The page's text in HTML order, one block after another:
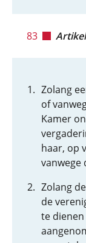
83
Zolang
of
Kamer
haar, op
vanwege
Zolang
de
te